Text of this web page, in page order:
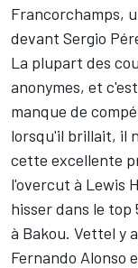
Francorchamps,
devant Sergio
La plupart des
anonymes, et
manque de
lorsqu'il brillait, il
cette excellente
l'overcut à Lewis
hisser dans le
à Bakou. Vettel y
Fernando Alonso